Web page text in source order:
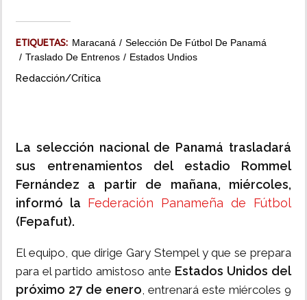
ETIQUETAS: Maracaná
Selección De Fútbol De Panamá
Traslado De Entrenos
Estados Undios
Redacción/Crítica
La selección nacional de Panamá trasladará
sus entrenamientos del estadio Rommel
Fernández a partir de mañana, miércoles,
informó la Federación Panameña de Fútbol
(Fepafut).
El equipo, que dirige Gary Stempel y que se prepara
para el partido amistoso ante Estados Unidos del
próximo 27 de enero, entrenará este miércoles 9